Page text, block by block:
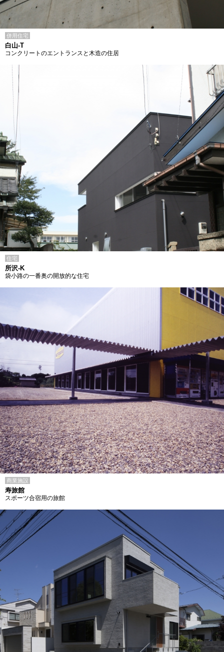
併用住宅
白山-T
コンクリートのエントランスと木造の住居
住宅
所沢-K
袋小路の一番奥の開放的な住宅
商業施設
寿旅館
スポーツ合宿用の旅館